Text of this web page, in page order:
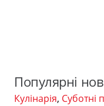
Популярні
Кулінарія, Суботні